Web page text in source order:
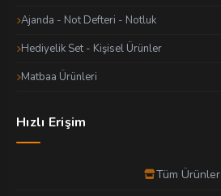
Ajanda - Not Defteri - Notluk
Hediyelik Set - Kişisel Ürünler
Matbaa Ürünleri
Hızlı Erişim
Tüm Ürünler